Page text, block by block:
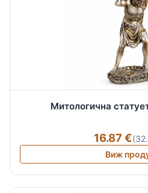
Митологична
16.87 €
Виж